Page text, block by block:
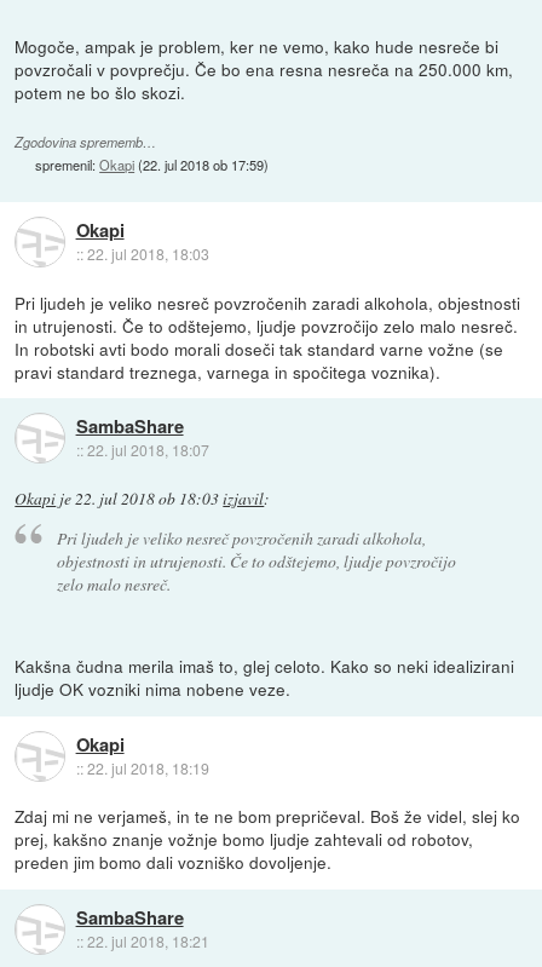
Mogoče, ampak je problem, ker ne vemo, kako hude nesreče bi
povzročali v povprečju. Če bo ena resna nesreča na 250.000 km,
potem ne bo šlo skozi.
Zgodovina sprememb…
spremenil:Okapi(22. jul 2018 ob 17:59)
Okapi
::22. jul 2018, 18:03
Pri ljudeh je veliko nesreč povzročenih zaradi alkohola, objestnosti
in utrujenosti. Če to odštejemo, ljudje povzročijo zelo malo nesreč.
In robotski avti bodo morali doseči tak standard varne vožne (se
pravi standard treznega, varnega in spočitega voznika).
SambaShare
::22. jul 2018, 18:07
Okapi je22. jul 2018 ob 18:03izjavil:
Pri ljudeh je veliko nesreč povzročenih zaradi alkohola,
objestnosti in utrujenosti. Če to odštejemo, ljudje povzročijo
zelo malo nesreč.
Kakšna čudna merila imaš to, glej celoto. Kako so neki idealizirani
ljudje OK vozniki nima nobene veze.
Okapi
::22. jul 2018, 18:19
Zdaj mi ne verjameš, in te ne bom prepričeval. Boš že videl, slej ko
prej, kakšno znanje vožnje bomo ljudje zahtevali od robotov,
preden jim bomo dali vozniško dovoljenje.
SambaShare
::22. jul 2018, 18:21